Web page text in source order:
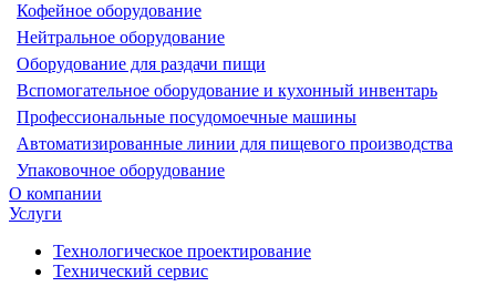
Кофейное оборудование
Нейтральное оборудование
Оборудование для раздачи пищи
Вспомогательное оборудование и кухонный инвентарь
Профессиональные посудомоечные машины
Автоматизированные линии для пищевого производства
Упаковочное оборудование
О компании
Услуги
Технологическое проектирование
Технический сервис